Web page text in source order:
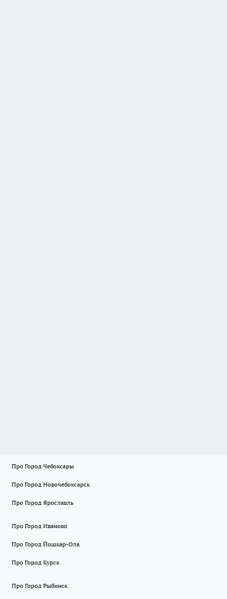
Про Город Чебоксары
Про Город Новочебоксарск
Про Город Ярославль
Про Город Иваново
Про Город Йошкар-Ола
Про Город Курск
Про Город Рыбинск